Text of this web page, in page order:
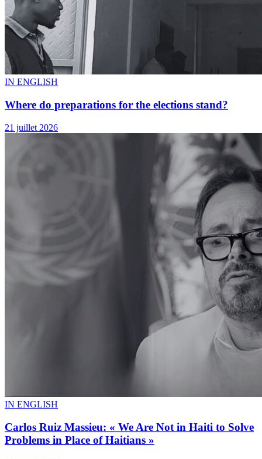
« Nasyonalis la se yon bagay ou genyen lè vant ou plen », Alain
Martin